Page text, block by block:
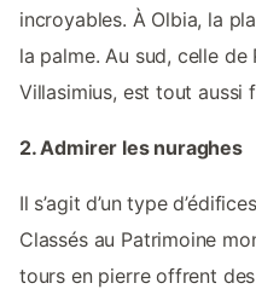
incroyables. À Olbia, la
la palme. Au sud, celle
Villasimius, est tout aussi
2. Admirer les nuraghes
Il s’agit d’un type
Classés au Patrimoine
tours en pierre offrent